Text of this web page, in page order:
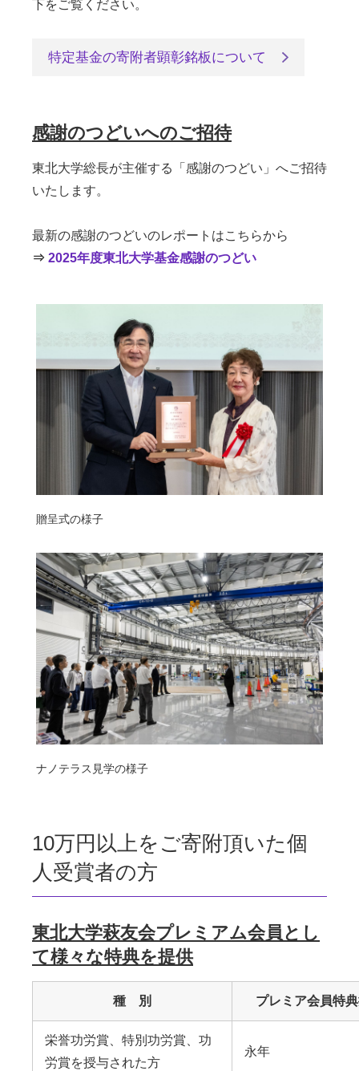
下をご覧ください。
特定基金の寄附者顕彰銘板について
感謝のつどいへのご招待
東北大学総長が主催する「感謝のつどい」へご招待
いたします。
最新の感謝のつどいのレポートはこちらから
⇒ 2025年度東北大学基金感謝のつどい
贈呈式の様子
ナノテラス見学の様子
10万円以上をご寄附頂いた個
人受賞者の方
東北大学萩友会プレミアム会員とし
て様々な特典を提供
種 別 プレミア会員特
栄誉功労賞、特別功労賞、功
労賞を授与された方
永年